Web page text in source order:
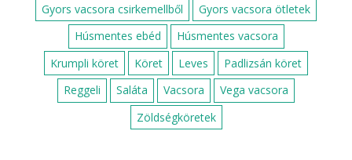
Gyors vacsora csirkemellből
Gyors vacsora ötletek
Húsmentes ebéd
Húsmentes vacsora
Krumpli köret
Köret Leves
Padlizsán köret
Reggeli
Saláta Vacsora
Vega vacsora
Zöldségköretek